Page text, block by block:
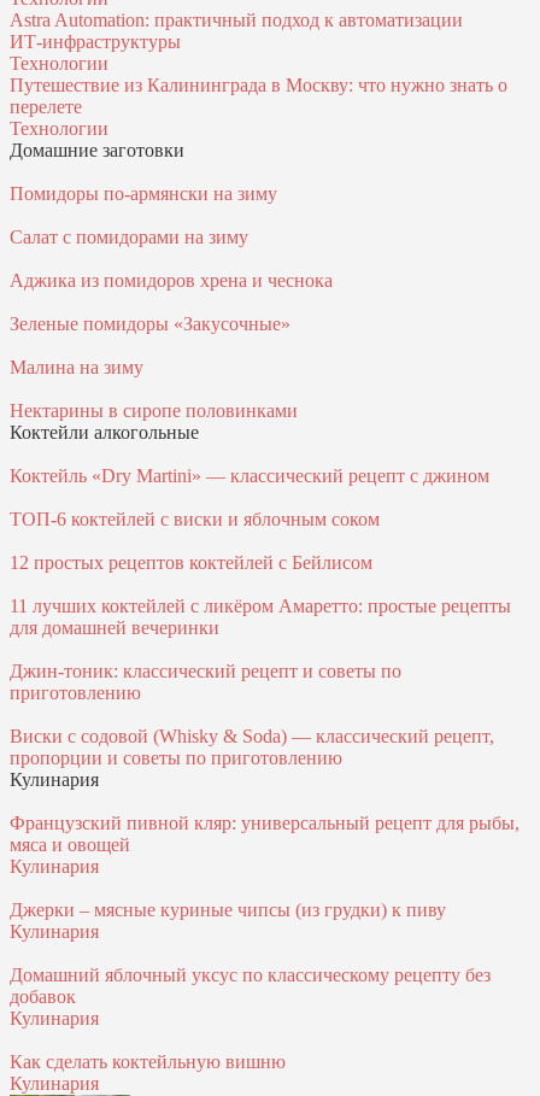
Astra Automation: практичный подход к автоматизации
ИТ‑инфраструктуры
Технологии
Путешествие из Калининграда в Москву: что нужно знать о
перелете
Технологии
Домашние заготовки
Помидоры по-армянски на зиму
Салат с помидорами на зиму
Аджика из помидоров хрена и чеснока
Зеленые помидоры «Закусочные»
Малина на зиму
Нектарины в сиропе половинками
Коктейли алкогольные
Коктейль «Dry Martini» — классический рецепт с джином
ТОП-6 коктейлей с виски и яблочным соком
12 простых рецептов коктейлей с Бейлисом
11 лучших коктейлей с ликёром Амаретто: простые рецепты
для домашней вечеринки
Джин-тоник: классический рецепт и советы по
приготовлению
Виски с содовой (Whisky & Soda) — классический рецепт,
пропорции и советы по приготовлению
Кулинария
Французский пивной кляр: универсальный рецепт для рыбы,
мяса и овощей
Кулинария
Джерки – мясные куриные чипсы (из грудки) к пиву
Кулинария
Домашний яблочный уксус по классическому рецепту без
добавок
Кулинария
Как сделать коктейльную вишню
Кулинария